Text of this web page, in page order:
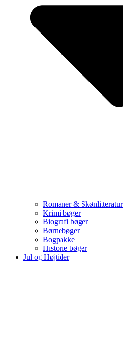
Romaner & Skønlitteratur
Krimi bøger
Biografi bøger
Børnebøger
Bogpakke
Historie bøger
Jul og Højtider